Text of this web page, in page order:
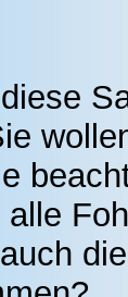
die